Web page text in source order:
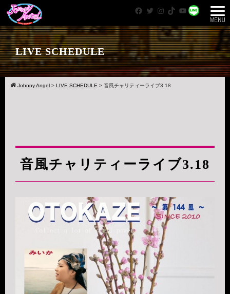
Facebook
Twitter
Instagram
TikTok
YouTube
WhatsApp
LIVE SCHEDULE
Johnny Angel > LIVE SCHEDULE > 音風チャリティーライブ3.18
音風チャリティーライブ3.18